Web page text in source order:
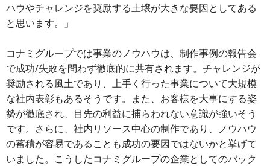
ハウやチャレンジを奨励する土壌が大きな要因としてある
と思います。」
コナミグループでは事業のノウハウは、制作事例の報告会
で成功/失敗を問わず徹底的に共有されます。チャレンジが
奨励される風土であり、上手く行った事業について大規模
な社内表彰もあるそうです。また、お客様を大事にする姿
勢が徹底され、目先の利益に捕らわれない意識が強いそう
です。さらに、社内リソース中心の制作であり、ノウハウ
の蓄積が容易であることも成功の要因ではないかと挙げて
いました。こうしたコナミグループの企業としてのバック